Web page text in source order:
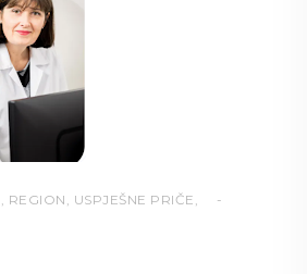
REGION USPJEŠNE PRIČE